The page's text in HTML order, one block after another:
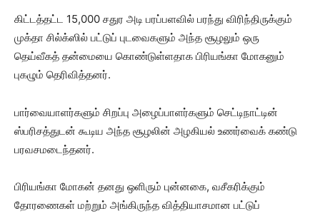
கிட்டத்தட்ட 15,000 சதுர அடி பரப்பளவில் பரந்து விரிந்திருக்கும்
முக்தா சில்க்ஸில் பட்டுப் புடவைகளும் அந்த சூழலும் ஒரு
தெய்வீகத் தன்மையை கொண்டுள்ளதாக பிரியங்கா மோகனும்
புகழும் தெரிவித்தனர்.
பார்வையாளர்களும் சிறப்பு அழைப்பாளர்களும் செட்டிநாட்டின்
ஸ்பரிசத்துடன் கூடிய அந்த சூழலின் அழகியல் உணர்வைக் கண்டு
பரவசமடைந்தனர்.
பிரியங்கா மோகன் தனது ஒளிரும் புன்னகை, வசீகரிக்கும்
தோரணைகள் மற்றும் அங்கிருந்த வித்தியாசமான பட்டுப்